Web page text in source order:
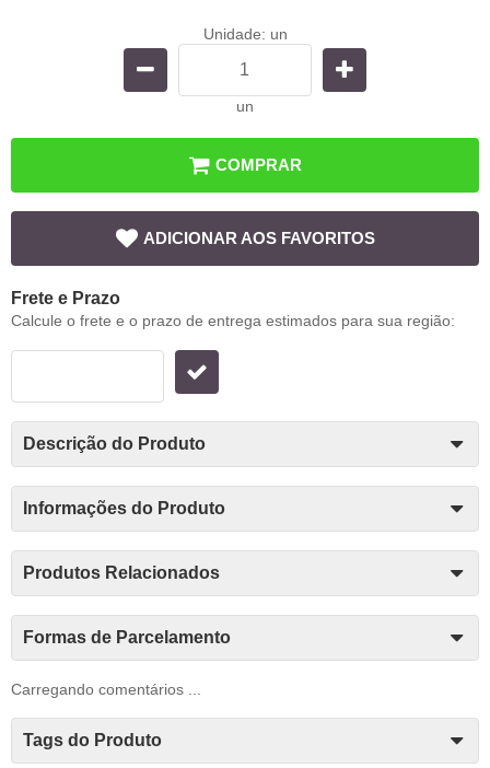
Unidade: un
un
COMPRAR
ADICIONAR AOS FAVORITOS
Frete e Prazo
Calcule o frete e o prazo de entrega estimados para sua região:
Descrição do Produto
Informações do Produto
Produtos Relacionados
Formas de Parcelamento
Carregando comentários ...
Tags do Produto